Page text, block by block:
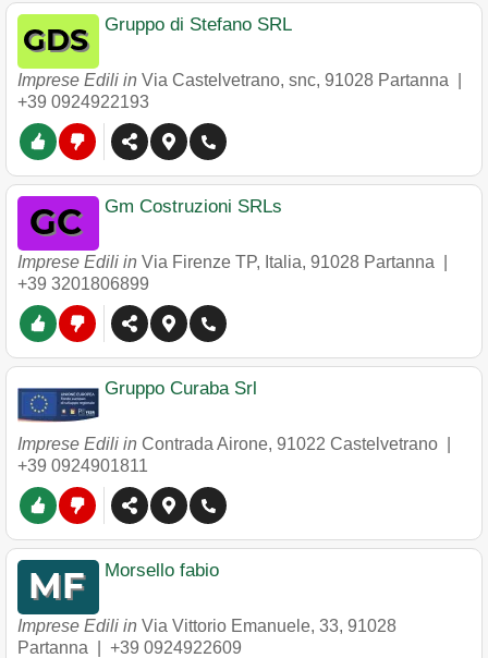
Gruppo di Stefano SRL
Imprese Edili in Via Castelvetrano, snc, 91028 Partanna
+39 0924922193
Gm Costruzioni SRLs
Imprese Edili in Via Firenze TP, Italia, 91028 Partanna
+39 3201806899
Gruppo Curaba Srl
Imprese Edili in Contrada Airone, 91022 Castelvetrano
+39 0924901811
Morsello fabio
Imprese Edili in Via Vittorio Emanuele, 33, 91028
Partanna
+39 0924922609